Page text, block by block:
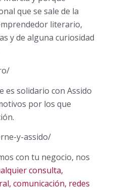
que se sale de la
literario,
y de alguna curiosidad
es solidario con Assido
por los que
y-assido/
con tu negocio, nos
consulta,
comunicación, redes